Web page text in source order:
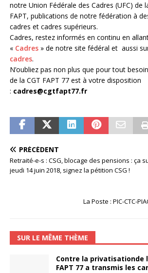
notre Union Fédérale des Cadres (UFC) de
FAPT, publications de notre fédération à
cadres et cadres supérieurs.
Cadres, restez informés en continu en
« Cadres » de notre site fédéral et aussi
cadres.
N’oubliez pas non plus que pour tout
de la CGT FAPT 77 est à votre disposition
: cadres@cgtfapt77.fr
PRÉCÉDENT
Retraité-e-s : CSG, blocage des pensions : ça
jeudi 14 juin 2018, signez la pétition CSG !
La Poste : PIC-CTC-
SUR LE MÊME THÈME
Contre la privatisationde
FAPT 77 a transmis les